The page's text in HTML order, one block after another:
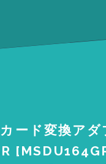
ード変換アダ